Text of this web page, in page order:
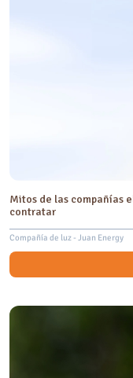
Mitos de las compañías
contratar
Compañía de luz - Juan Energy